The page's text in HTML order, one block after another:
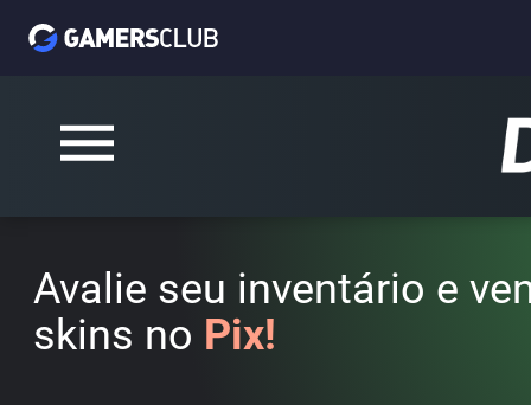
Avalie seu inventário e
skins no Pix!